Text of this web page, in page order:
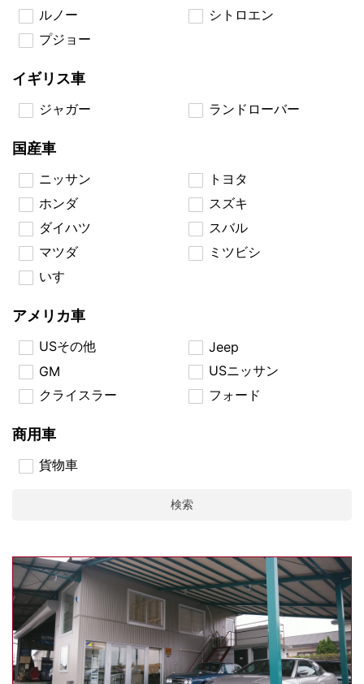
ルノー
シトロエン
プジョー
イギリス車
ジャガー ランドローバー
国産車
ニッサン
トヨタ
ホンダ
スズキ
ダイハツ
スバル
マツダ
ミツビシ
いすゞ
アメリカ車
USその他
Jeep
GM
USニッサン
クライスラー
フォード
商用車
貨物車
検索